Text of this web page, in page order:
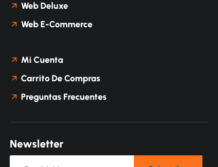
Web Deluxe
Web E-Commerce
Mi Cuenta
Carrito De Compras
Preguntas Frecuentes
Newsletter